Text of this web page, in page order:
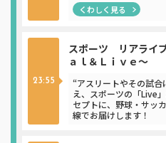
くわしく見る
23:55
スポーツ リアライ
ａｌ＆Ｌｉｖｅ～
“アスリートやその試
え、スポーツの「Live
セプトに、野球・サッ
線でお届けします！